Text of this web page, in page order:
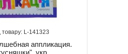
141323
аппликация.
укр